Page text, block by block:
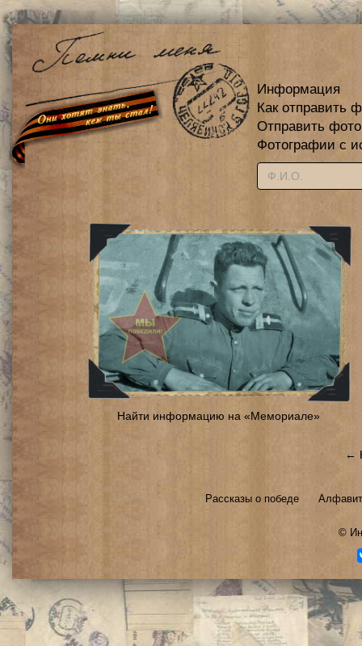
Информация
Как отправить
Отправить
Фотографии с
Найти информацию на «Мемориале»
←
Рассказы о победе
©